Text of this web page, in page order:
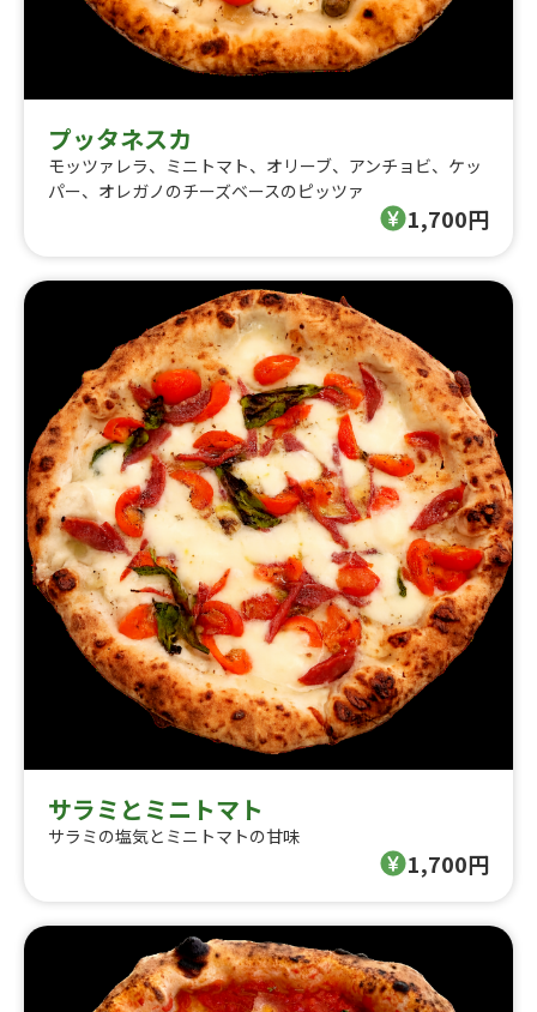
プッタネスカ
モッツァレラ、ミニトマト、オリーブ、アンチョビ、ケッ
パー、オレガノのチーズベースのピッツァ
1,700円
サラミとミニトマト
サラミの塩気とミニトマトの甘味
1,700円